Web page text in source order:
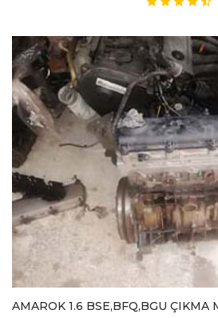
AMAROK 1.6 BSE,BFQ,BGU ÇIKMA